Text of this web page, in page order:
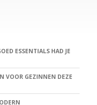
ESSENTIALS HAD JE
VOOR GEZINNEN DEZE